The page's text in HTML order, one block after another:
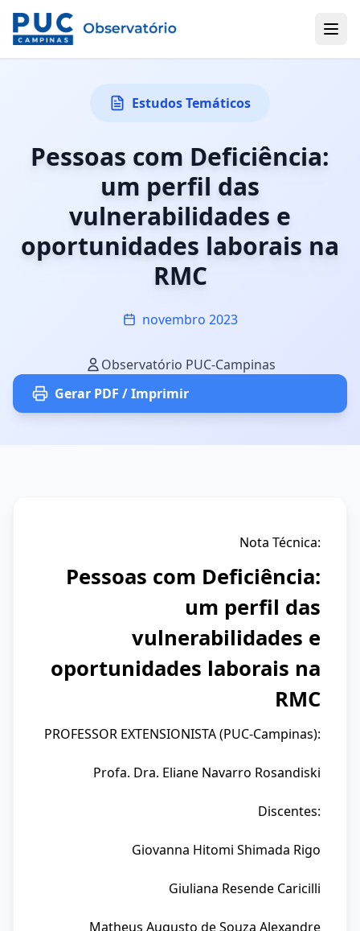
Estudos Temáticos
Pessoas com Deficiência:
um perfil das
vulnerabilidades e
oportunidades laborais na
RMC
novembro 2023
Observatório PUC-Campinas
Gerar PDF / Imprimir
Nota Técnica:
Pessoas com Deficiência:
um perfil das
vulnerabilidades e
oportunidades laborais na
RMC
PROFESSOR EXTENSIONISTA (PUC-Campinas):
Profa. Dra. Eliane Navarro Rosandiski
Discentes:
Giovanna Hitomi Shimada Rigo
Giuliana Resende Caricilli
Matheus Augusto de Souza Alexandre